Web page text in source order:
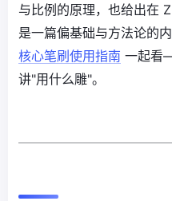
与比例的原理，也给出在
是一篇偏基础与方法论的
核心笔刷使用指南 一起看
讲"用什么雕"。